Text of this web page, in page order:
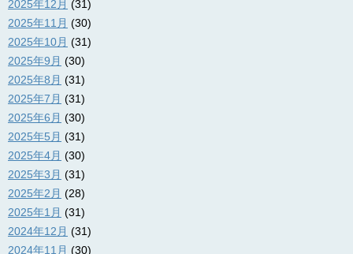
2025年12月 (31)
2025年11月 (30)
2025年10月 (31)
2025年9月 (30)
2025年8月 (31)
2025年7月 (31)
2025年6月 (30)
2025年5月 (31)
2025年4月 (30)
2025年3月 (31)
2025年2月 (28)
2025年1月 (31)
2024年12月 (31)
2024年11月 (30)